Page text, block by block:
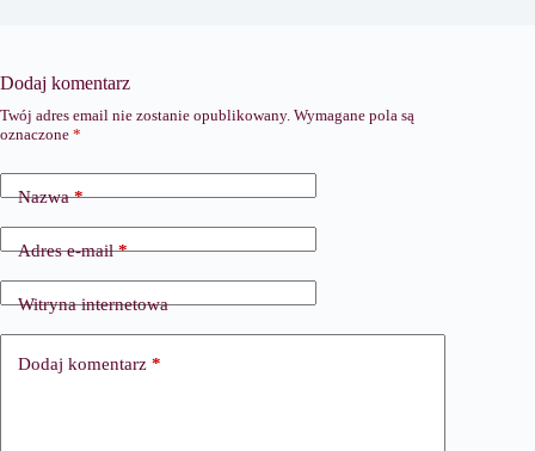
Dodaj komentarz
Twój adres email nie zostanie opublikowany. Wymagane pola są
oznaczone *
Nazwa*
Adres e-mail*
Witryna internetowa
Dodaj komentarz *